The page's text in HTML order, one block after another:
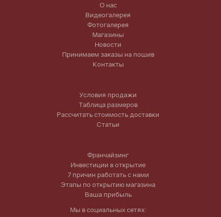
О нас
Видеогалерея
Фотогалерея
Магазины
Новости
Принимаем заказы на пошив
Контакты
Условия продажи
Таблица размеров
Рассчитать стоимость доставки
Статьи
Франчайзинг
Инвестиции в открытие
7 причин работать с нами
Этапы по открытию магазина
Ваша прибыль
Мы в социальных сетях: